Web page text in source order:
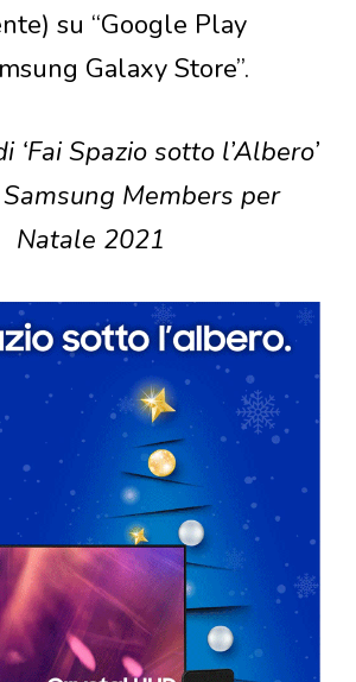
su “Google Play
Galaxy Store”.
Spazio sotto l’Albero’
Members per
Natale 2021